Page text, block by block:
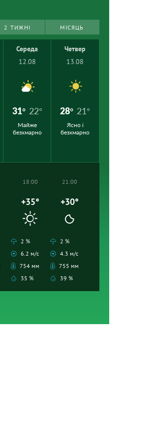
2 ТИЖНІ МІСЯЦЬ
Середа
12.08
31° 22°
Майже
безхмарно
Четвер
13.08
28° 21°
Ясно і
безхмарно
18:00
+35°
2 %
6.2 м/с
754 мм
35 %
21:00
+30°
2 %
4.3 м/с
755 мм
39 %